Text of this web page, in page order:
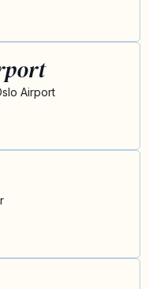
Airport